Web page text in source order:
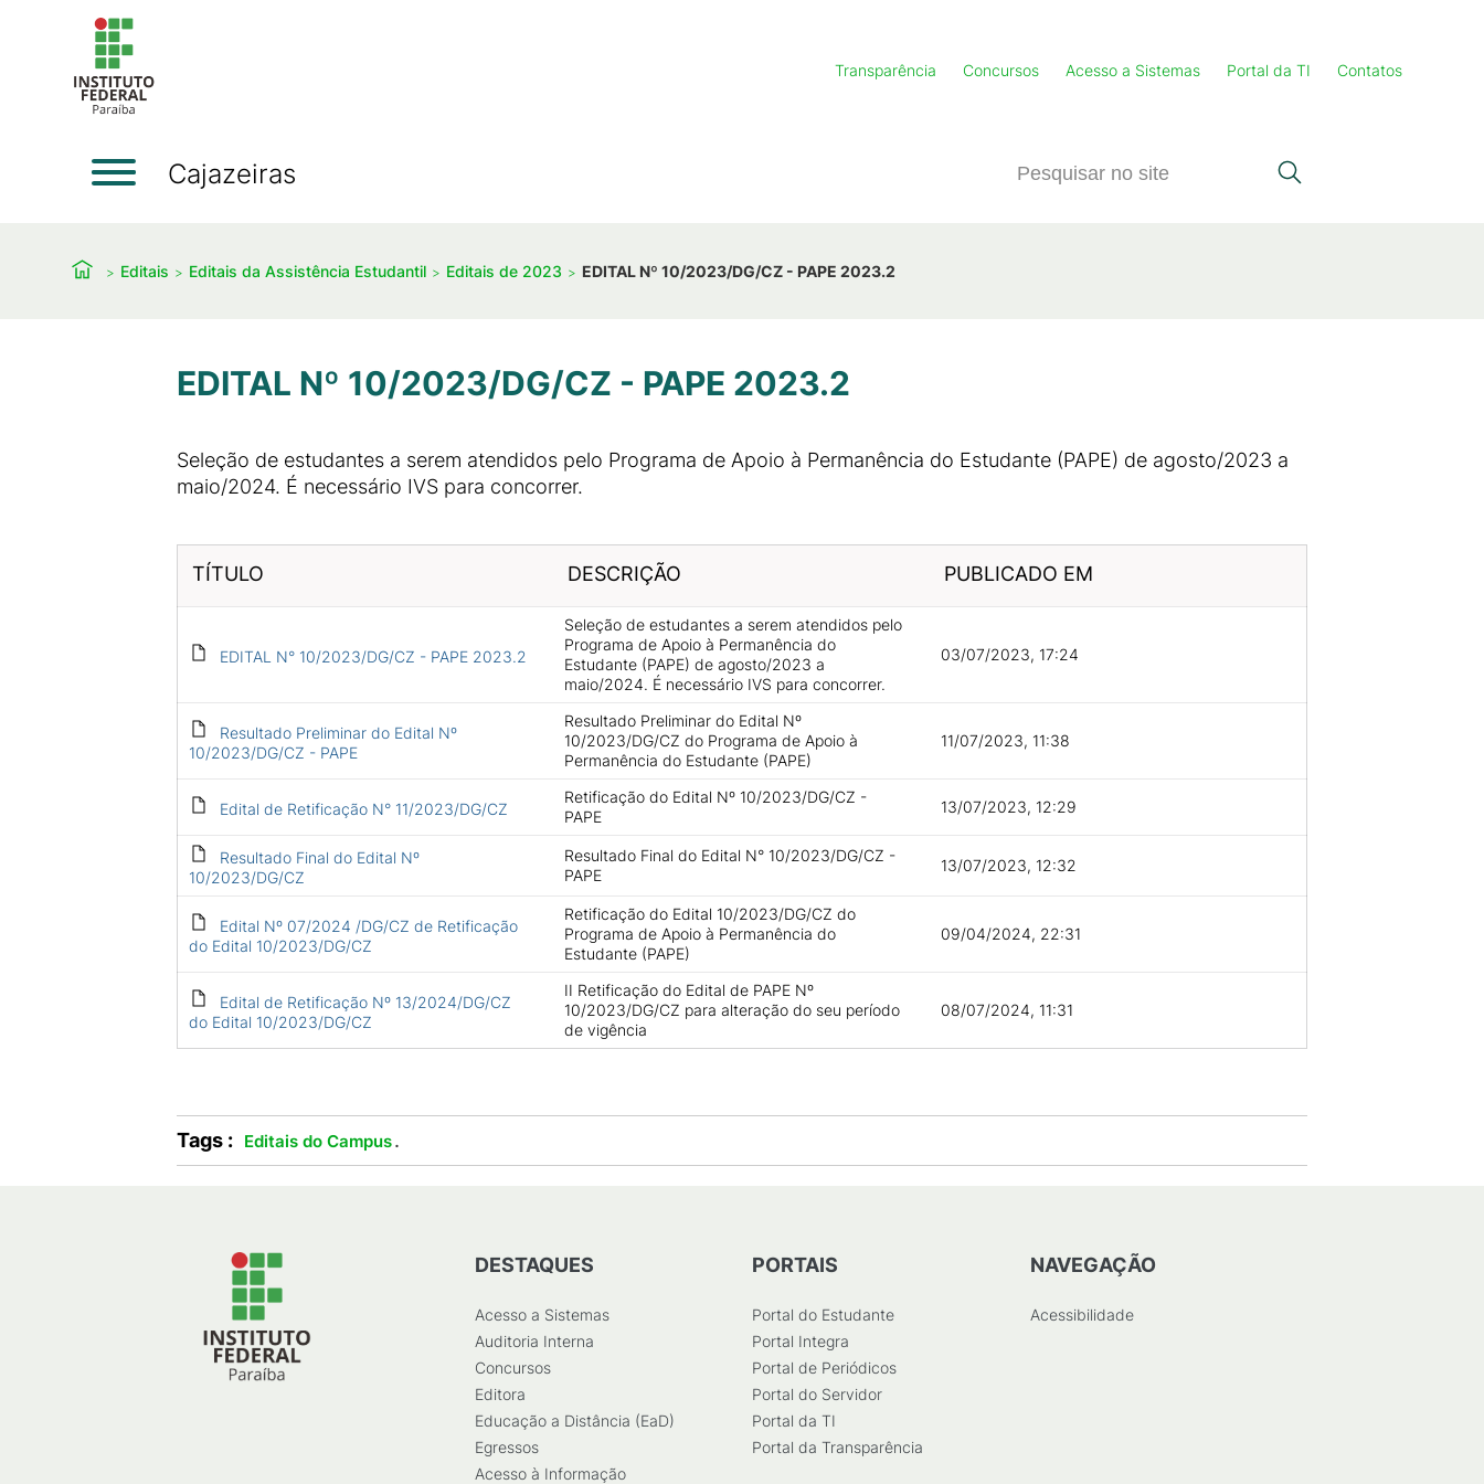
Transparência Concursos Acesso a Sistemas Portal da TI Contatos
Cajazeiras
Editais Editais da Assistência Estudantil Editais de 2023 EDITAL Nº 10/2023/DG/CZ - PAPE 2023.2
EDITAL Nº 10/2023/DG/CZ - PAPE 2023.2
Seleção de estudantes a serem atendidos pelo Programa de Apoio à Permanência do Estudante (PAPE) de agosto/2023 a
maio/2024. É necessário IVS para concorrer.
TÍTULO DESCRIÇÃO PUBLICADO EM
EDITAL N° 10/2023/DG/CZ - PAPE 2023.2
Seleção de estudantes a serem atendidos pelo
Programa de Apoio à Permanência do
Estudante (PAPE) de agosto/2023 a
maio/2024. É necessário IVS para concorrer.
03/07/2023, 17:24
Resultado Preliminar do Edital Nº
10/2023/DG/CZ - PAPE
Resultado Preliminar do Edital Nº
10/2023/DG/CZ do Programa de Apoio à
Permanência do Estudante (PAPE)
11/07/2023, 11:38
Edital de Retificação N° 11/2023/DG/CZ
Retificação do Edital Nº 10/2023/DG/CZ -
PAPE
13/07/2023, 12:29
Resultado Final do Edital Nº
10/2023/DG/CZ
Resultado Final do Edital N° 10/2023/DG/CZ -
PAPE
13/07/2023, 12:32
Edital Nº 07/2024 /DG/CZ de Retificação
do Edital 10/2023/DG/CZ
Retificação do Edital 10/2023/DG/CZ do
Programa de Apoio à Permanência do
Estudante (PAPE)
09/04/2024, 22:31
Edital de Retificação Nº 13/2024/DG/CZ
do Edital 10/2023/DG/CZ
II Retificação do Edital de PAPE Nº
10/2023/DG/CZ para alteração do seu período
de vigência
08/07/2024, 11:31
Tags : Editais do Campus.
DESTAQUES
Acesso a Sistemas
Auditoria Interna
Concursos
Editora
Educação a Distância (EaD)
Egressos
Acesso à Informação
PORTAIS
Portal do Estudante
Portal Integra
Portal de Periódicos
Portal do Servidor
Portal da TI
Portal da Transparência
NAVEGAÇÃO
Acessibilidade